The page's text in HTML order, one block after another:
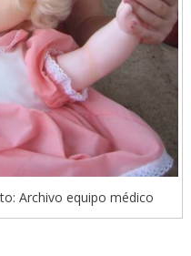
Archivo equipo médico